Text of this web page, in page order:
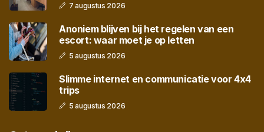
7 augustus 2026
Anoniem blijven bij het regelen van een
escort: waar moet je op letten
5 augustus 2026
Slimme internet en communicatie voor 4x4
trips
5 augustus 2026